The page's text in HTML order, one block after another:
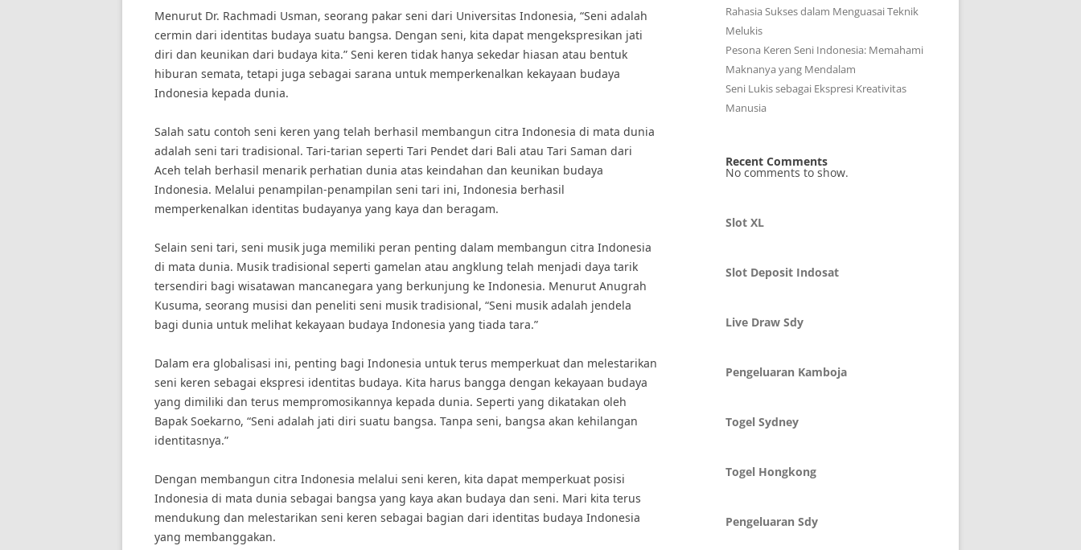
Menurut Dr. Rachmadi Usman, seorang pakar seni dari Universitas Indonesia, “Seni adalah
cermin dari identitas budaya suatu bangsa. Dengan seni, kita dapat mengekspresikan jati
diri dan keunikan dari budaya kita.” Seni keren tidak hanya sekedar hiasan atau bentuk
hiburan semata, tetapi juga sebagai sarana untuk memperkenalkan kekayaan budaya
Indonesia kepada dunia.
Salah satu contoh seni keren yang telah berhasil membangun citra Indonesia di mata dunia
adalah seni tari tradisional. Tari-tarian seperti Tari Pendet dari Bali atau Tari Saman dari
Aceh telah berhasil menarik perhatian dunia atas keindahan dan keunikan budaya
Indonesia. Melalui penampilan-penampilan seni tari ini, Indonesia berhasil
memperkenalkan identitas budayanya yang kaya dan beragam.
Selain seni tari, seni musik juga memiliki peran penting dalam membangun citra Indonesia
di mata dunia. Musik tradisional seperti gamelan atau angklung telah menjadi daya tarik
tersendiri bagi wisatawan mancanegara yang berkunjung ke Indonesia. Menurut Anugrah
Kusuma, seorang musisi dan peneliti seni musik tradisional, “Seni musik adalah jendela
bagi dunia untuk melihat kekayaan budaya Indonesia yang tiada tara.”
Dalam era globalisasi ini, penting bagi Indonesia untuk terus memperkuat dan melestarikan
seni keren sebagai ekspresi identitas budaya. Kita harus bangga dengan kekayaan budaya
yang dimiliki dan terus mempromosikannya kepada dunia. Seperti yang dikatakan oleh
Bapak Soekarno, “Seni adalah jati diri suatu bangsa. Tanpa seni, bangsa akan kehilangan
identitasnya.”
Dengan membangun citra Indonesia melalui seni keren, kita dapat memperkuat posisi
Indonesia di mata dunia sebagai bangsa yang kaya akan budaya dan seni. Mari kita terus
mendukung dan melestarikan seni keren sebagai bagian dari identitas budaya Indonesia
yang membanggakan.
Rahasia Sukses dalam Menguasai Teknik
Melukis
Pesona Keren Seni Indonesia: Memahami
Maknanya yang Mendalam
Seni Lukis sebagai Ekspresi Kreativitas
Manusia
Recent Comments
No comments to show.
Slot XL
Slot Deposit Indosat
Live Draw Sdy
Pengeluaran Kamboja
Togel Sydney
Togel Hongkong
Pengeluaran Sdy